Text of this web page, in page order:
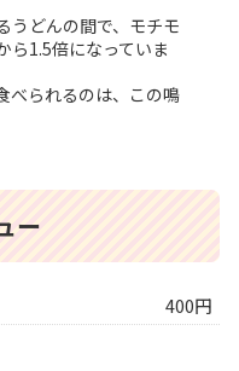
うどんの間で、モチモ
ら1.5倍になっていま
べられるのは、この鳴
ー
400円